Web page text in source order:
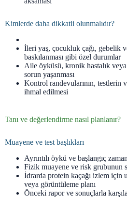
Kimlerde daha dikkatli olunmalıdır?
İleri yaş, çocukluk çağı, gebelik
baskılanması gibi özel durumlar
Aile öyküsü, kronik hastalık
sorun yaşanması
Kontrol randevularının, testlerin
ihmal edilmesi
Tanı ve değerlendirme nasıl planlanır?
Muayene ve test başlıkları
Ayrıntılı öykü ve başlangıç
Fizik muayene ve risk grubunun
İdrarda protein kaçağı izlem için
veya görüntüleme planı
Önceki rapor ve sonuçlarla